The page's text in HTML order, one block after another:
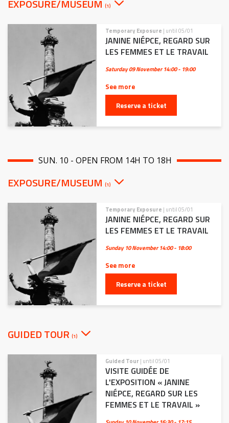
EXPOSURE/MUSEUM (1)
Temporary Exposure | until 05/01
JANINE NIÉPCE, REGARD SUR
LES FEMMES ET LE TRAVAIL
Saturday 09 November14:00 - 19:00
See more
Reserve a ticket
SUN. 10 - OPEN FROM 14H TO 18H
EXPOSURE/MUSEUM (1)
Temporary Exposure | until 05/01
JANINE NIÉPCE, REGARD SUR
LES FEMMES ET LE TRAVAIL
Sunday 10 November14:00 - 18:00
See more
Reserve a ticket
GUIDED TOUR (1)
Guided Tour | until 05/01
VISITE GUIDÉE DE
L'EXPOSITION « JANINE
NIÉPCE, REGARD SUR LES
FEMMES ET LE TRAVAIL »